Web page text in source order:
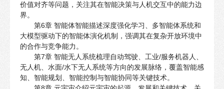
价值对齐等问题，关注其在智能决策与人机交互中的能力边
界。
第6章 智能体智能描述深度强化学习、多智能体系统和
大模型驱动下的智能体演化机制，强调其在复杂开放环境中
的合作与竞争能力。
第7章 智能无人系统梳理自动驾驶、工业/服务机器人、
无人机、水面/水下无人系统等方向的发展脉络，覆盖智能感
知、智能规划、智能控制与智能协同等关键技术。